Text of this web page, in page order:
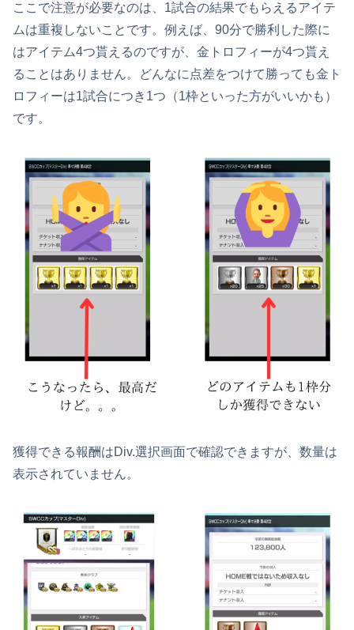
ここで注意が必要なのは、1試合の結果でもらえるアイテ
ムは重複しないことです。例えば、90分で勝利した際に
はアイテム4つ貰えるのですが、金トロフィーが4つ貰え
ることはありません。どんなに点差をつけて勝っても金ト
ロフィーは1試合につき1つ（1枠といった方がいいかも）
です。
獲得できる報酬はDiv.選択画面で確認できますが、数量は
表示されていません。